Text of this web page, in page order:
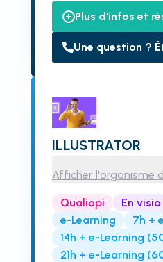
Plus d'infos et
Une question ?
ILLUSTRATOR
Afficher l'organisme
Qualiopi En visio
e-Learning
7h +
14h + e-Learning
21h + e-Learning